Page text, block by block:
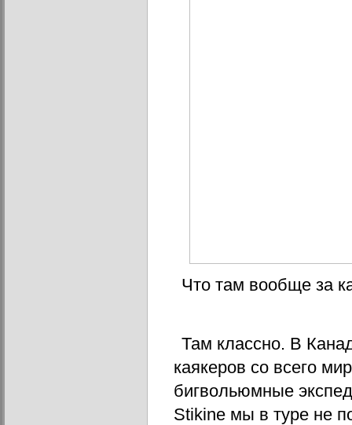
Что там вообще за
Там классно. В
каякеров со всего
бигвольюмные
Stikine мы в туре не